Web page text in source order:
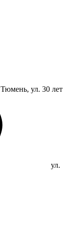
Тюмень, ул. 30 лет
ул.